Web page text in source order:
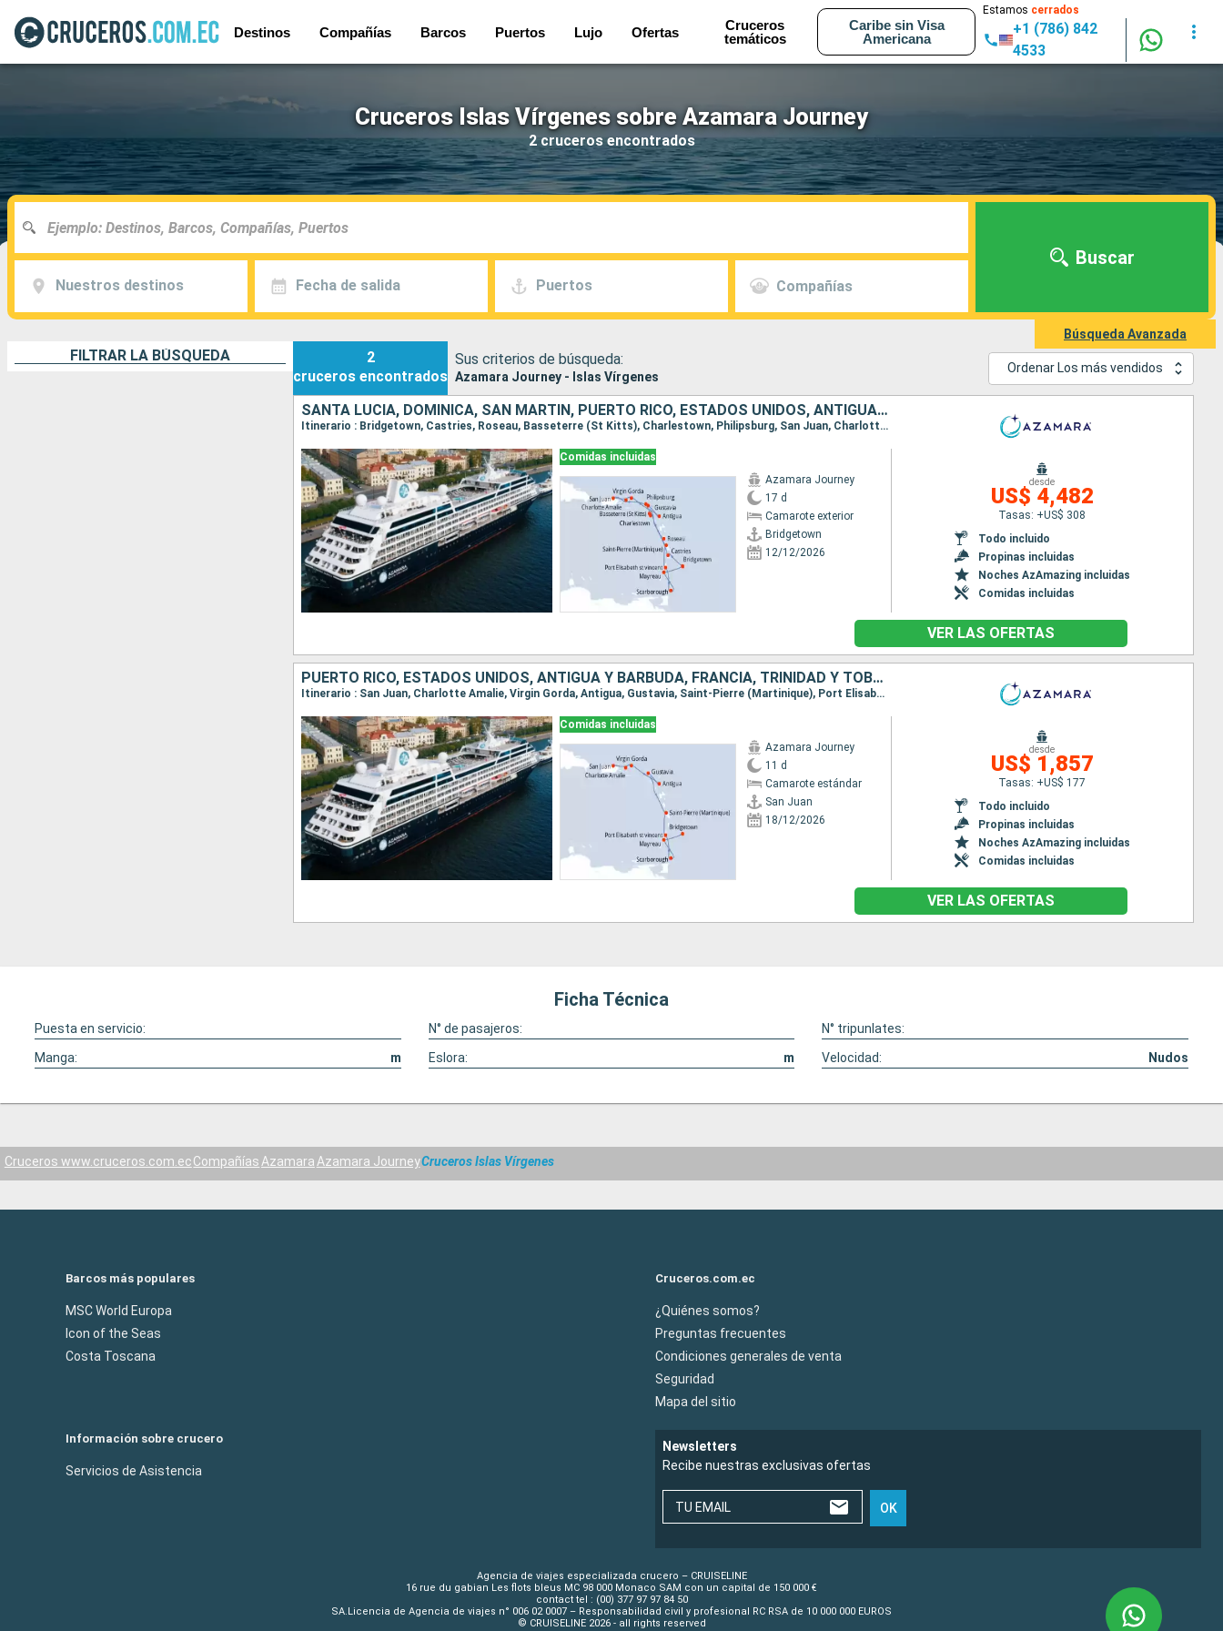
Destinos Compañías Barcos Puertos Lujo Ofertas
Cruceros
temáticos
Caribe sin Visa
Americana
Estamos cerrados
+1 (786) 842
4533
Cruceros Islas Vírgenes sobre Azamara Journey
2 cruceros encontrados
Nuestros destinos Fecha de salida Puertos Compañías
Buscar
Búsqueda Avanzada
FILTRAR LA BÚSQUEDA
2
cruceros encontrados
Sus criterios de búsqueda:
Azamara Journey - Islas Vírgenes
Ordenar Los más vendidos
SANTA LUCIA, DOMINICA, SAN MARTÍN, PUERTO RICO, ESTADOS UNIDOS, ANTIGUA Y BARBUDA, FRANCIA, TRINIDAD Y TOBAGO, SAN VINCENT Y LAS GRANADINAS, BARBADOS
Itinerario : Bridgetown, Castries, Roseau, Basseterre (St Kitts), Charlestown, Philipsburg, San Juan, Charlotte Amalie, Virgin Gorda, Antigua, Gustavia, Saint-Pierre (Martinique), Port Elisabeth st vincent, Scarborough, Mayreau, Bridgetown
Comidas incluidas
Azamara Journey
17 d
Camarote exterior
Bridgetown
12/12/2026
desde
US$ 4,482
Tasas: +US$ 308
Todo incluido
Propinas incluidas
Noches AzAmazing incluidas
Comidas incluidas
VER LAS OFERTAS
PUERTO RICO, ESTADOS UNIDOS, ANTIGUA Y BARBUDA, FRANCIA, TRINIDAD Y TOBAGO, SAN VINCENT Y LAS GRANADINAS, BARBADOS
Itinerario : San Juan, Charlotte Amalie, Virgin Gorda, Antigua, Gustavia, Saint-Pierre (Martinique), Port Elisabeth st vincent, Scarborough, Mayreau, Bridgetown
Comidas incluidas
Azamara Journey
11 d
Camarote estándar
San Juan
18/12/2026
desde
US$ 1,857
Tasas: +US$ 177
Todo incluido
Propinas incluidas
Noches AzAmazing incluidas
Comidas incluidas
VER LAS OFERTAS
Ficha Técnica
Puesta en servicio: N° de pasajeros:
N° tripunlates:
Manga:
m Eslora: m Velocidad: Nudos
Cruceros www.cruceros.com.ecCompañíasAzamaraAzamara JourneyCruceros Islas Vírgenes
Barcos más populares
MSC World Europa
Icon of the Seas
Costa Toscana
Cruceros.com.ec
¿Quiénes somos?
Preguntas frecuentes
Condiciones generales de venta
Seguridad
Mapa del sitio
Información sobre crucero
Servicios de Asistencia
Newsletters
Recibe nuestras exclusivas ofertas
TU EMAIL OK
Agencia de viajes especializada crucero – CRUISELINE
16 rue du gabian Les flots bleus MC 98 000 Monaco SAM con un capital de 150 000 €
contact tel : (00) 377 97 97 84 50
SA.Licencia de Agencia de viajes n° 006 02 0007 – Responsabilidad civil y profesional RC RSA de 10 000 000 EUROS
© CRUISELINE 2026 - all rights reserved